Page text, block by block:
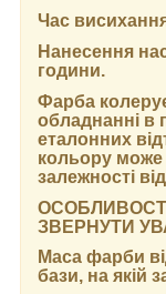
Час
Нанесення
години.
Фарба
обладнанні в
еталонних
кольору може
залежності
ЗВЕРНУТИ
Маса фарби
бази, на якій